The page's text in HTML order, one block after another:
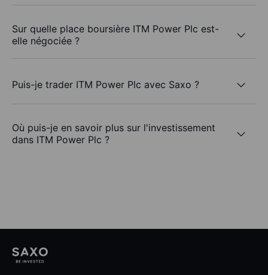
Sur quelle place boursière ITM Power Plc est-
elle négociée ?
Puis-je trader ITM Power Plc avec Saxo ?
Où puis-je en savoir plus sur l'investissement
dans ITM Power Plc ?